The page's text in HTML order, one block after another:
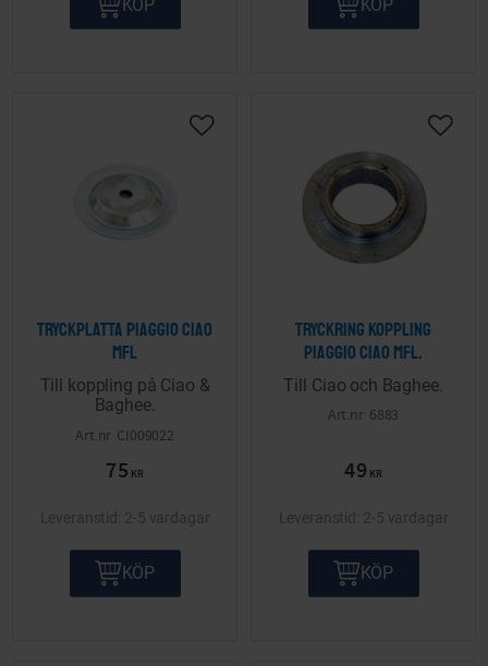
KÖP KÖP
Tryckplatta Piaggio Ciao
mfl
Till koppling på Ciao &
Baghee.
CI009022
75 KR
Lägg till i önskelista
2-5 vardagar
KÖP
Tryckring koppling
Piaggio Ciao mfl.
Till Ciao och Baghee.
6883
49 KR
Lägg
2-5 vardagar
KÖP